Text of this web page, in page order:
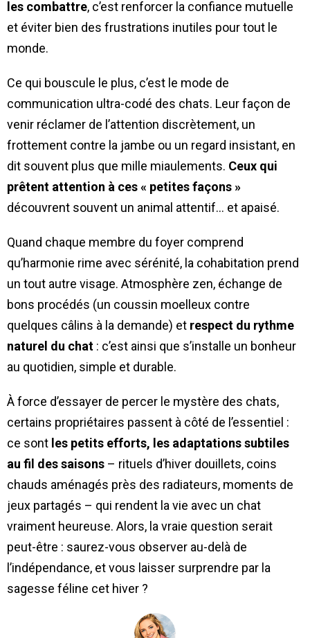
les combattre, c’est renforcer la confiance mutuelle
et éviter bien des frustrations inutiles pour tout le
monde.
Ce qui bouscule le plus, c’est le mode de
communication ultra-codé des chats. Leur façon de
venir réclamer de l’attention discrètement, un
frottement contre la jambe ou un regard insistant, en
dit souvent plus que mille miaulements. Ceux qui
prêtent attention à ces « petites façons »
découvrent souvent un animal attentif… et apaisé.
Quand chaque membre du foyer comprend
qu’harmonie rime avec sérénité, la cohabitation prend
un tout autre visage. Atmosphère zen, échange de
bons procédés (un coussin moelleux contre
quelques câlins à la demande) et respect du rythme
naturel du chat : c’est ainsi que s’installe un bonheur
au quotidien, simple et durable.
À force d’essayer de percer le mystère des chats,
certains propriétaires passent à côté de l’essentiel :
ce sont les petits efforts, les adaptations subtiles
au fil des saisons – rituels d’hiver douillets, coins
chauds aménagés près des radiateurs, moments de
jeux partagés – qui rendent la vie avec un chat
vraiment heureuse. Alors, la vraie question serait
peut-être : saurez-vous observer au-delà de
l’indépendance, et vous laisser surprendre par la
sagesse féline cet hiver ?